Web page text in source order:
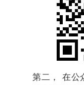
第二， 在公